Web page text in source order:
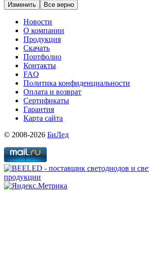
Изменить Все верно
Новости
О компании
Продукция
Скачать
Портфолио
Контакты
FAQ
Политика конфиденциальности
Оплата и возврат
Сертификаты
Гарантия
Карта сайта
© 2008-2026 БиЛед